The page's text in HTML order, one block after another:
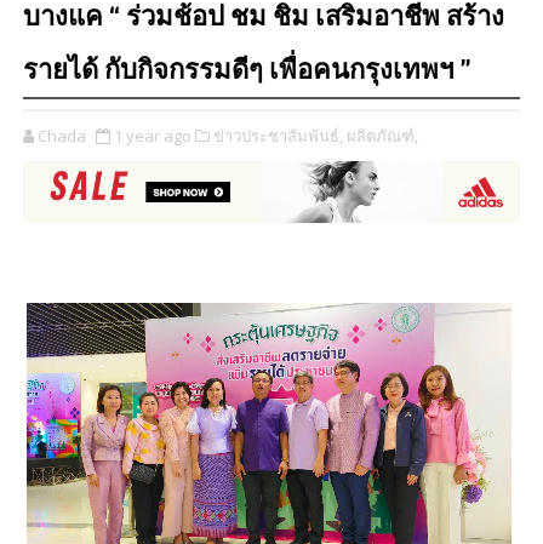
บางแค “ ร่วมช้อป ชม ชิม เสริมอาชีพ สร้าง
รายได้ กับกิจกรรมดีๆ เพื่อคนกรุงเทพฯ ”
Chada 1 year ago ข่าวประชาสัมพันธ์, ผลิตภัณฑ์,